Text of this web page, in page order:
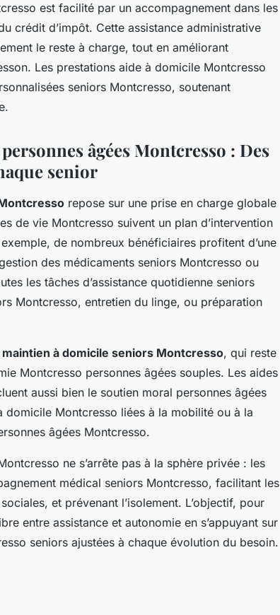
est facilité par un accompagnement dans les
crédit d’impôt. Cette assistance administrative
le reste à charge, tout en améliorant
Les prestations aide à domicile Montcresso
seniors Montcresso, soutenant
âgées Montcresso : Des
senior
repose sur une prise en charge globale
de vie Montcresso suivent un plan d’intervention
de nombreux bénéficiaires profitent d’une
des médicaments seniors Montcresso ou
les tâches d’assistance quotidienne seniors
Montcresso, entretien du linge, ou préparation
maintien à domicile seniors Montcresso, qui reste
Montcresso personnes âgées souples. Les aides
aussi bien le soutien moral personnes âgées
Montcresso liées à la mobilité ou à la
âgées Montcresso.
ne s’arrête pas à la sphère privée : les
médical seniors Montcresso, facilitant les
et prévenant l’isolement. L’objectif, pour
entre assistance et autonomie en s’appuyant sur
seniors ajustées à chaque évolution du besoin.